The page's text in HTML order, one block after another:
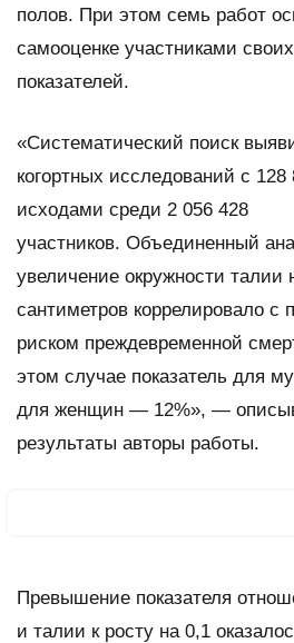
полов. При этом семь работ
самооценке участниками
показателей.
«Систематический поиск
когортных исследований с
исходами среди 2 056 428
участников. Объединенный
увеличение окружности талии
сантиметров коррелировало
риском преждевременной
этом случае показатель для
для женщин — 12%», —
результаты авторы работы.
Превышение показателя
и талии к росту на 0,1